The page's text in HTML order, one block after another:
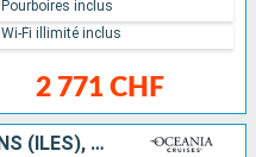
2 771 CHF
Pourboires inclus
Wi-Fi illimité inclus
MEXIQUE, JAMAÏQUE, CAÏMANS (ÎLES), ÉTATS-UNIS